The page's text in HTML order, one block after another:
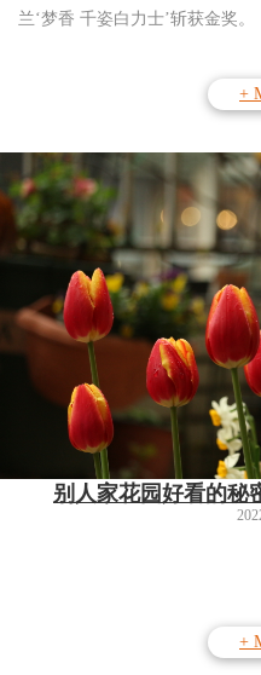
兰‘梦香 千姿白力士’斩获金奖。
+
别人家花园好看的秘
+